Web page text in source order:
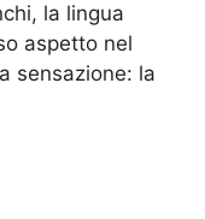
la lingua
aspetto nel
sensazione: la